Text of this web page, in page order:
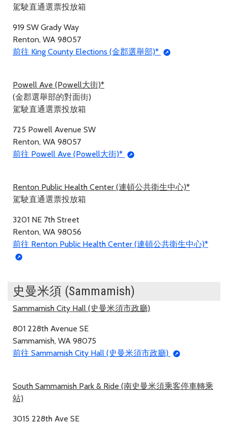
駕駛直通選票投放箱
919 SW Grady Way
Renton, WA 98057
前往 King County Elections (金郡選舉部)*
Powell Ave (Powell大街)*
(金郡選舉部的對面街)
駕駛直通選票投放箱
725 Powell Avenue SW
Renton, WA 98057
前往 Powell Ave (Powell大街)*
Renton Public Health Center (連頓公共衛生中心)*
駕駛直通選票投放箱
3201 NE 7th Street
Renton, WA 98056
前往 Renton Public Health Center (連頓公共衛生中心)*
史曼米須 (Sammamish)
Sammamish City Hall (史曼米須市政廳)
801 228th Avenue SE
Sammamish, WA 98075
前往 Sammamish City Hall (史曼米須市政廳)
South Sammamish Park & Ride (南史曼米須乘客停車轉乘
站)
3015 228th Ave SE